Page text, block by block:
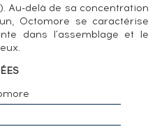
Au-delà de sa concentration
Octomore se caractérise
dans l'assemblage et le